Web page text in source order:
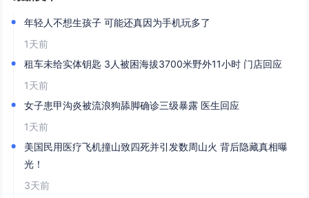
年轻人不想生孩子 可能还真因为手机玩多了
1天前
租车未给实体钥匙 3人被困海拔3700米野外11小时 门店回应
1天前
女子患甲沟炎被流浪狗舔脚确诊三级暴露 医生回应
1天前
美国民用医疗飞机撞山致四死并引发数周山火 背后隐藏真相曝
光！
3天前